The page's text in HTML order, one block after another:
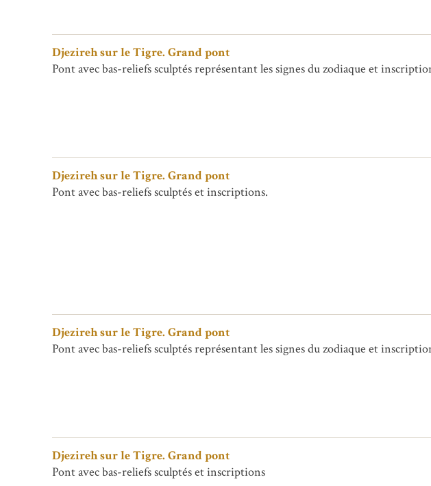
Djezireh sur le Tigre. Grand pont
Pont avec bas-reliefs sculptés représentant les signes du zodiaque et
Djezireh sur le Tigre. Grand pont
Pont avec bas-reliefs sculptés et inscriptions.
Djezireh sur le Tigre. Grand pont
Pont avec bas-reliefs sculptés représentant les signes du zodiaque et
Djezireh sur le Tigre. Grand pont
Pont avec bas-reliefs sculptés et inscriptions